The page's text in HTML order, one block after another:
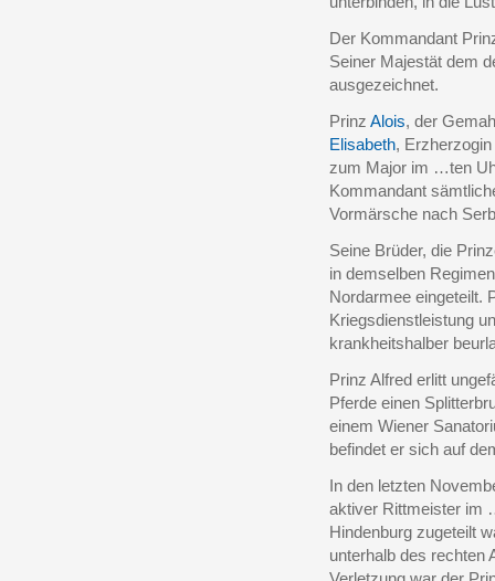
Der Kommandant
Seiner Majestät dem
ausgezeichnet.
Prinz Alois, der
Elisabeth,
zum Major im …ten
Kommandant
Vormärsche nach
Seine Brüder, die
in demselben
Nordarmee eingeteilt.
Kriegsdienstleistung
krankheitshalber
Prinz Alfred erlitt
Pferde einen
einem Wiener
befindet er sich auf
In den letzten
aktiver Rittmeister im
Hindenburg zugeteilt
unterhalb des rechten